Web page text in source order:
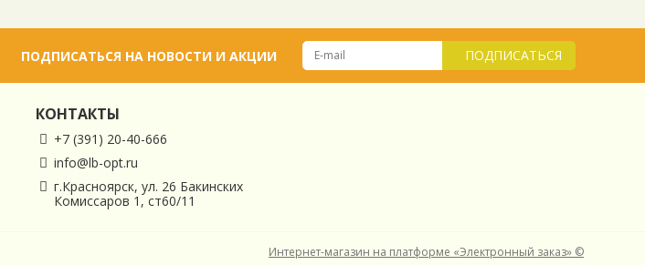
ПОДПИСАТЬСЯ НА НОВОСТИ И АКЦИИ ПОДПИСАТЬСЯ
КОНТАКТЫ
+7 (391) 20-40-666
info@lb-opt.ru
г.Красноярск, ул. 26 Бакинских
Комиссаров 1, ст60/11
Интернет-магазин на платформе «Электронный заказ» ©